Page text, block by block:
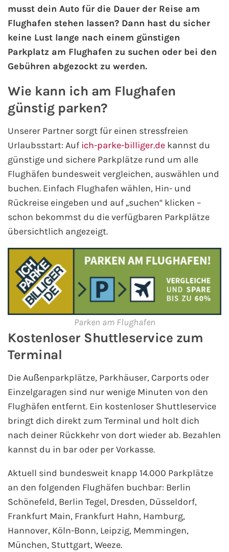
AIDA Kanaren & Madeira
AIDA Nordeuropa
AIDA Westeuropa
AIDA Ostsee
AIDA Orient
AIDA Adria
AIDA Nordamerika
AIDA Südostasien
AIDA Weltreisen
Alle AIDA Häfen
Mein Schiff Reiseziele
Mein Schiff Karibik
Mein Schiff Norwegen
Mein Schiff Mittelmeer
Mein Schiff Westeuropa
Mein Schiff Orient
Mein Schiff Nordamerika
Mein Schiff Transreisen
Mein Schiff Ostsee
musst dein Auto für die Dauer der Reise am
Flughafen stehen lassen? Dann hast du sicher
keine Lust lange nach einem günstigen
Parkplatz am Flughafen zu suchen oder bei den
Gebühren abgezockt zu werden.
Wie kann ich am Flughafen
günstig parken?
Unserer Partner sorgt für einen stressfreien
Urlaubsstart: Auf ich-parke-billiger.de kannst du
günstige und sichere Parkplätze rund um alle
Flughäfen bundesweit vergleichen, auswählen und
buchen. Einfach Flughafen wählen, Hin- und
Rückreise eingeben und auf „suchen“ klicken –
schon bekommst du die verfügbaren Parkplätze
übersichtlich angezeigt.
Parken am Flughafen
Kostenloser Shuttleservice zum
Terminal
Die Außenparkplätze, Parkhäuser, Carports oder
Einzelgaragen sind nur wenige Minuten von den
Flughäfen entfernt. Ein kostenloser Shuttleservice
bringt dich direkt zum Terminal und holt dich
nach deiner Rückkehr von dort wieder ab. Bezahlen
kannst du in bar oder per Vorkasse.
Aktuell sind bundesweit knapp 14.000 Parkplätze
an den folgenden Flughäfen buchbar: Berlin
Schönefeld, Berlin Tegel, Dresden, Düsseldorf,
Frankfurt Main, Frankfurt Hahn, Hamburg,
Hannover, Köln-Bonn, Leipzig, Memmingen,
München, Stuttgart, Weeze.